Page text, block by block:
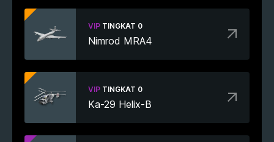
VIP TINGKAT 0
Nimrod MRA4
VIP TINGKAT 0
Ka-29 Helix-B